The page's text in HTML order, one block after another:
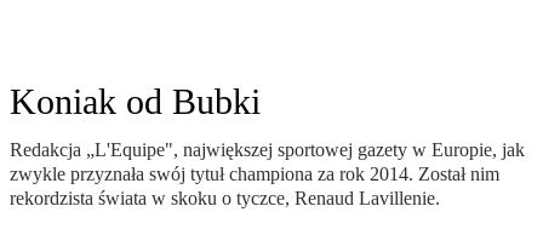
Koniak od Bubki
Redakcja „L'Equipe", największej sportowej gazety w Europie, jak
zwykle przyznała swój tytuł championa za rok 2014. Został nim
rekordzista świata w skoku o tyczce, Renaud Lavillenie.